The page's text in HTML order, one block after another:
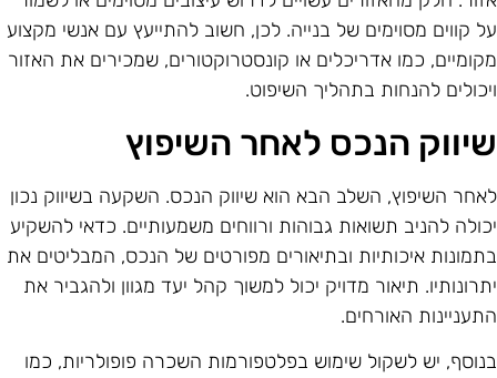
קווים מסוימים של בנייה. לכן, חשוב להתייעץ עם אנשי מקצוע
כמו אדריכלים או קונסטרוקטורים, שמכירים את האזור
להנחות בתהליך השיפוט.
הנכס לאחר השיפוץ
השיפוץ, השלב הבא הוא שיווק הנכס. השקעה בשיווק נכון
להניב תשואות גבוהות ורווחים משמעותיים. כדאי להשקיע
איכותיות ובתיאורים מפורטים של הנכס, המבליטים את
תיאור מדויק יכול למשוך קהל יעד מגוון ולהגביר את
האורחים.
יש לשקול שימוש בפלטפורמות השכרה פופולריות, כמו